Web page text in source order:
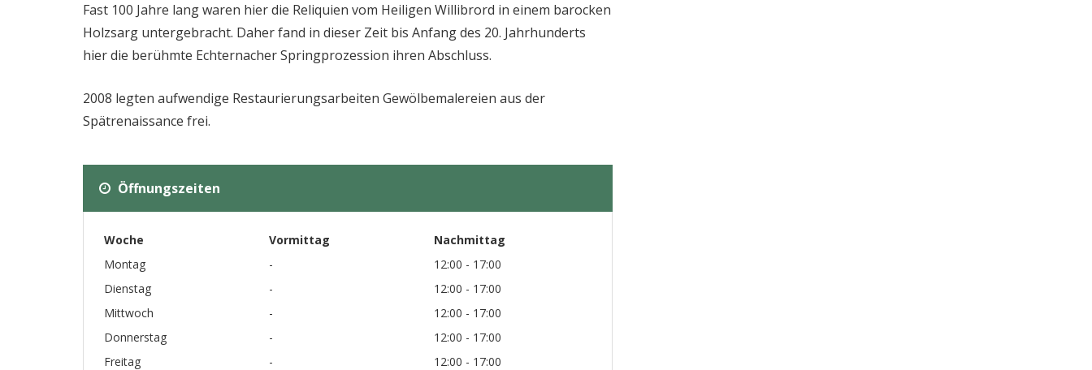
Fast 100 Jahre lang waren hier die Reliquien vom Heiligen Willibrord in einem barocken
Holzsarg untergebracht. Daher fand in dieser Zeit bis Anfang des 20. Jahrhunderts
hier die berühmte Echternacher Springprozession ihren Abschluss.
2008 legten aufwendige Restaurierungsarbeiten Gewölbemalereien aus der
Spätrenaissance frei.
Öffnungszeiten
Woche Vormittag
Nachmittag
Montag
-
12:00 - 17:00
Dienstag
-
12:00 - 17:00
Mittwoch
-
12:00 - 17:00
Donnerstag
-
12:00 - 17:00
Freitag
-
12:00 - 17:00